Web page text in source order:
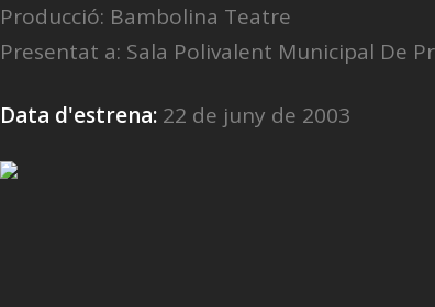
Producció: Bambolina Teatre
Presentat a: Sala Polivalent Municipal De
Data d'estrena: 22 de juny de 2003